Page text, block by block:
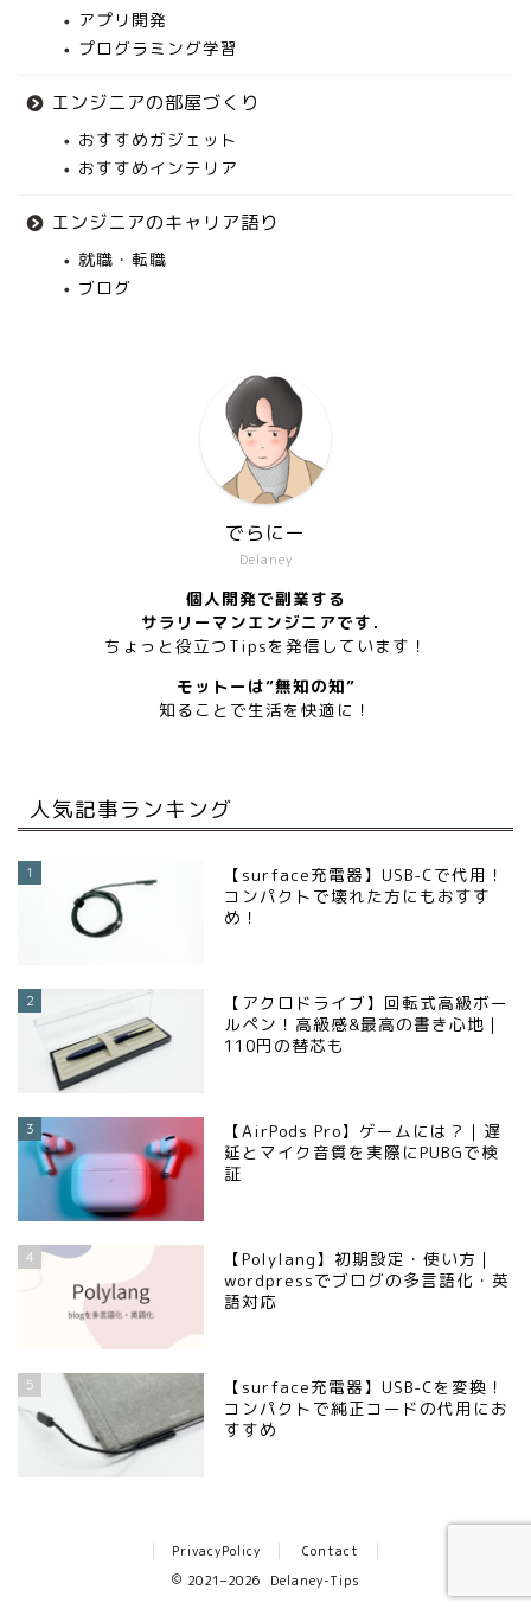
アプリ開発
プログラミング学習
エンジニアの部屋づくり
おすすめガジェット
おすすめインテリア
エンジニアのキャリア語り
就職・転職
ブログ
Delaney
でらにー
個人開発で副業する
サラリーマンエンジニアです．
ちょっと役立つTipsを発信しています！
モットーは”無知の知”
知ることで生活を快適に！
人気記事ランキング
1
【surface充電器】USB-Cで代用！
コンパクトで壊れた方にもおすす
め！
2
【アクロドライブ】回転式高級ボー
ルペン！高級感&最高の書き心地｜
110円の替芯も
3
【AirPods Pro】ゲームには？｜遅
延とマイク音質を実際にPUBGで検
証
4
【Polylang】初期設定・使い方｜
wordpressでブログの多言語化・英
語対応
5
【surface充電器】USB-Cを変換！
コンパクトで純正コードの代用にお
すすめ
PrivacyPolicy
Contact
2021–2026 Delaney-Tips